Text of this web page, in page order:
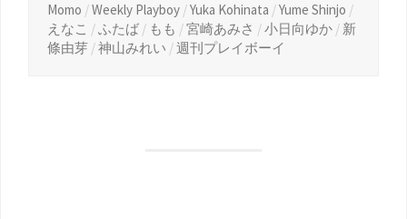
Momo /Weekly Playboy /Yuka Kohinata /Yume Shinjo /
えなこ /ふたば / もも /宮崎あみさ /小日向ゆか / 新
條由芽 /神山みれい /週刊プレイボーイ